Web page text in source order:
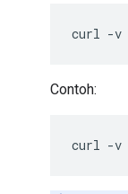
curl -v
Contoh:
curl -v